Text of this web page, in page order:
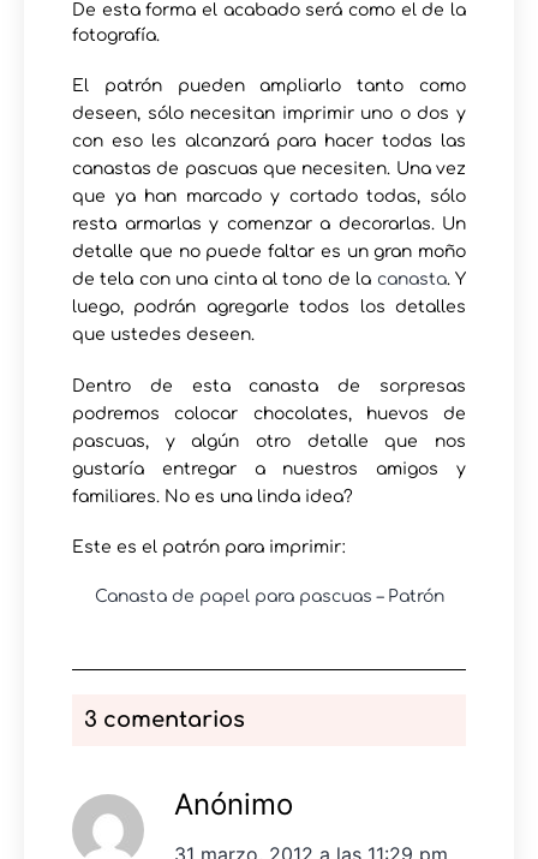
De esta forma el acabado será como el de la
fotografía.
El patrón pueden ampliarlo tanto como
deseen, sólo necesitan imprimir uno o dos y
con eso les alcanzará para hacer todas las
canastas de pascuas que necesiten. Una vez
que ya han marcado y cortado todas, sólo
resta armarlas y comenzar a decorarlas. Un
detalle que no puede faltar es un gran moño
de tela con una cinta al tono de la canasta. Y
luego, podrán agregarle todos los detalles
que ustedes deseen.
Dentro de esta canasta de sorpresas
podremos colocar chocolates, huevos de
pascuas, y algún otro detalle que nos
gustaría entregar a nuestros amigos y
familiares. No es una linda idea?
Este es el patrón para imprimir:
Canasta de papel para pascuas – Patrón
3 comentarios
Anónimo